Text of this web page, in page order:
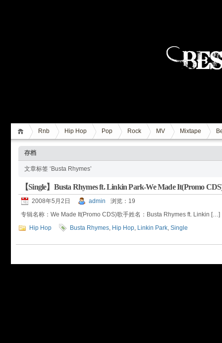
Rnb Hip Hop Pop Rock MV Mixtape
存档
文章标签 ‘Busta Rhymes’
【Single】Busta Rhymes ft. Linkin Park-We Made It(Promo
2008年5月2日 admin
浏览：19
专辑名称：We Made It(Promo CDS)歌手姓名：Busta Rhymes ft. Linkin […]
Hip Hop
Busta Rhymes, Hip Hop, Linkin Park, Single